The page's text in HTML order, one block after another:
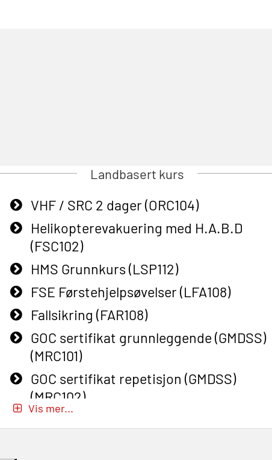
Landbasert kurs
VHF / SRC 2 dager (ORC104)
Helikopterevakuering med H.A.B.D
(FSC102)
HMS Grunnkurs (LSP112)
FSE Førstehjelpsøvelser (LFA108)
Fallsikring (FAR108)
GOC sertifikat grunnleggende (GMDSS)
(MRC101)
GOC sertifikat repetisjon (GMDSS)
(MRC102)
Vis mer...